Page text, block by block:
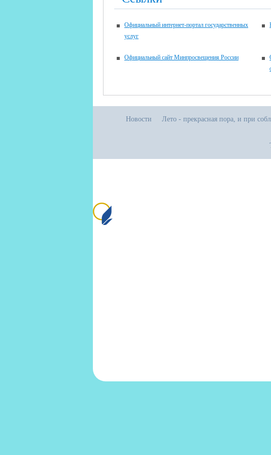
Официальный интернет-портал государственных
услуг
Официальный сайт Минпросвещения России
Новости Лето - прекрасная пора, и при